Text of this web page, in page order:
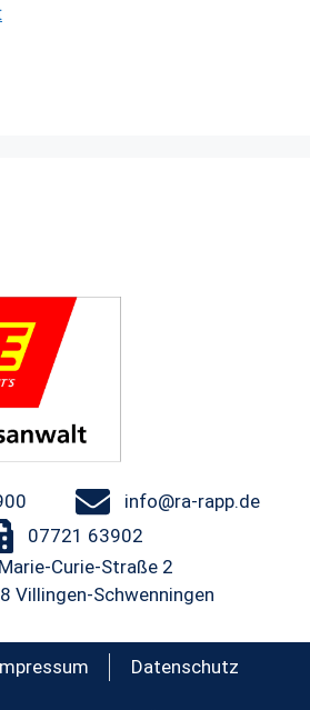
info@ra-rapp.de
07721 63902
Marie-Curie-Straße 2
Villingen-Schwenningen
Datenschutz